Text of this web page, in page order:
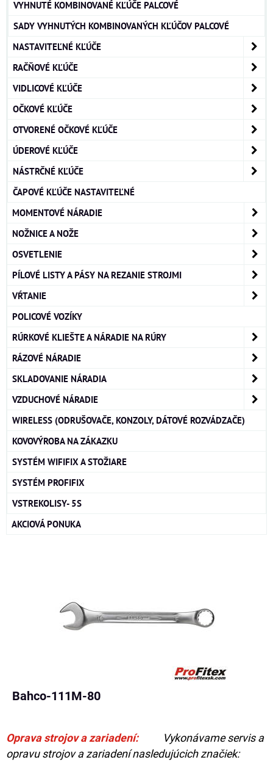
VYHNUTÉ KOMBINOVANÉ KĽÚČE PALCOVÉ
SADY VYHNUTÝCH KOMBINOVANÝCH KĽÚČOV PALCOVÉ
NASTAVITEĽNÉ KĽÚČE
RAČŇOVÉ KĽÚČE
VIDLICOVÉ KĽÚČE
OČKOVÉ KĽÚČE
OTVORENÉ OČKOVÉ KĽÚČE
ÚDEROVÉ KĽÚČE
NÁSTRČNÉ KĽÚČE
ČAPOVÉ KĽÚČE NASTAVITEĽNÉ
MOMENTOVÉ NÁRADIE
NOŽNICE A NOŽE
OSVETLENIE
PÍLOVÉ LISTY A PÁSY NA REZANIE STROJMI
VŔTANIE
POLICOVÉ VOZÍKY
RÚRKOVÉ KLIEŠTE A NÁRADIE NA RÚRY
RÁZOVÉ NÁRADIE
SKLADOVANIE NÁRADIA
VZDUCHOVÉ NÁRADIE
WIRELESS (ODRUŠOVAČE, KONZOLY, DÁTOVÉ ROZVÁDZAČE)
KOVOVÝROBA NA ZÁKAZKU
SYSTÉM WIFIFIX A STOŽIARE
SYSTÉM PROFIFIX
VSTREKOLISY- 5S
AKCIOVÁ PONUKA
Bahco-111M-80
Oprava strojov a zariadení:
Vykonávame servis a
opravu strojov a zariadení nasledujúcich značiek: